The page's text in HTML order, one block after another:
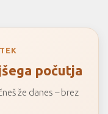
počutja
že danes – brez